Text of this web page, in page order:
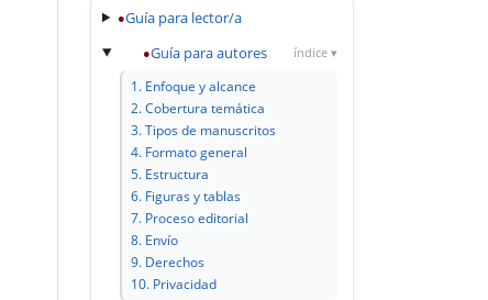
●Guía para lector/a
●Guía para autores índice ▾
1. Enfoque y alcance
2. Cobertura temática
3. Tipos de manuscritos
4. Formato general
5. Estructura
6. Figuras y tablas
7. Proceso editorial
8. Envío
9. Derechos
10. Privacidad